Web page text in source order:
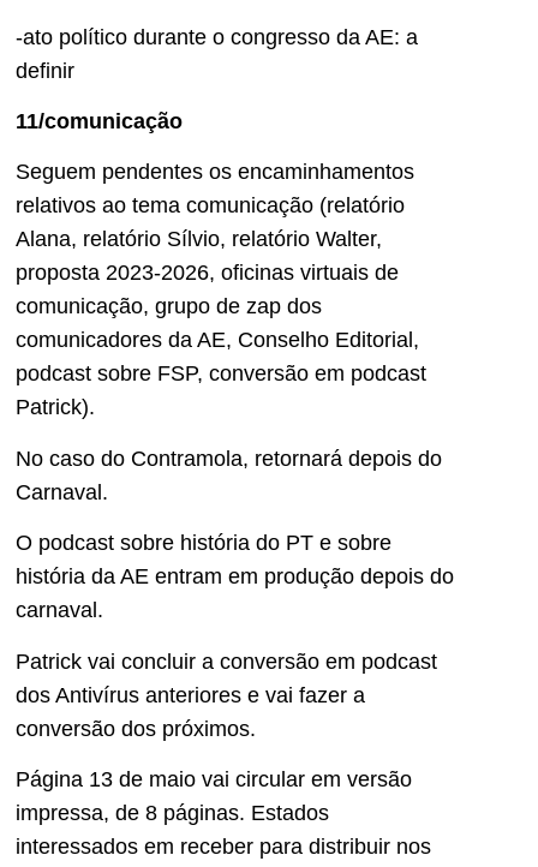
-ato político durante o congresso da AE: a
definir
11/comunicação
Seguem pendentes os encaminhamentos
relativos ao tema comunicação (relatório
Alana, relatório Sílvio, relatório Walter,
proposta 2023-2026, oficinas virtuais de
comunicação, grupo de zap dos
comunicadores da AE, Conselho Editorial,
podcast sobre FSP, conversão em podcast
Patrick).
No caso do Contramola, retornará depois do
Carnaval.
O podcast sobre história do PT e sobre
história da AE entram em produção depois do
carnaval.
Patrick vai concluir a conversão em podcast
dos Antivírus anteriores e vai fazer a
conversão dos próximos.
Página 13 de maio vai circular em versão
impressa, de 8 páginas. Estados
interessados em receber para distribuir nos